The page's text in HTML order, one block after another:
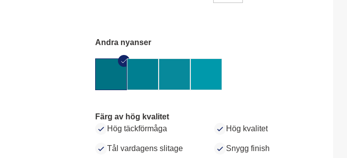
Andra nyanser
Färg av hög kvalitet
Hög täckförmåga
Hög kvalitet
Tål vardagens slitage Snygg finish